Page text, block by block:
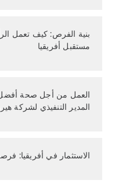
بنية الفرص: كيف تعمل
مستقبل أفريقيا
العمل من أجل صحة أفضل:
المدير التنفيذي لشركة
الاستثمار في أفريقيا: